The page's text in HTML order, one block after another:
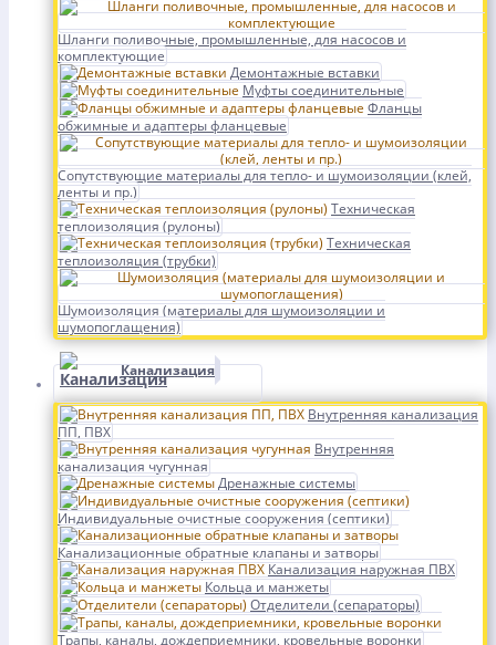
Шланги поливочные, промышленные, для насосов и
комплектующие
Демонтажные вставки
Муфты соединительные
Фланцы
обжимные и адаптеры фланцевые
Сопутствующие материалы для тепло- и шумоизоляции (клей,
ленты и пр.)
Техническая
теплоизоляция (рулоны)
Техническая
теплоизоляция (трубки)
Шумоизоляция (материалы для шумоизоляции и
шумопоглащения)
Канализация
Внутренняя канализация
ПП, ПВХ
Внутренняя
канализация чугунная
Дренажные системы
Индивидуальные очистные сооружения (септики)
Канализационные обратные клапаны и затворы
Канализация наружная ПВХ
Кольца и манжеты
Отделители (сепараторы)
Трапы, каналы, дождеприемники, кровельные воронки